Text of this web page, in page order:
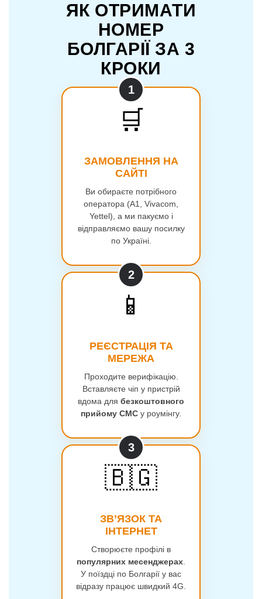
ЯК ОТРИМАТИ
НОМЕР
БОЛГАРІЇ ЗА 3
КРОКИ
🛒
ЗАМОВЛЕННЯ НА
САЙТІ
Ви обираєте потрібного
оператора (A1, Vivacom,
Yettel), а ми пакуємо і
відправляємо вашу посилку
по Україні.
📱
РЕЄСТРАЦІЯ ТА
МЕРЕЖА
Проходите верифікацію.
Вставляєте чіп у пристрій
вдома для безкоштовного
прийому СМС у роумінгу.
🇧🇬
ЗВ’ЯЗОК ТА
ІНТЕРНЕТ
Створюєте профілі в
популярних месенджерах
У поїздці по Болгарії у вас
відразу працює швидкий 4G.